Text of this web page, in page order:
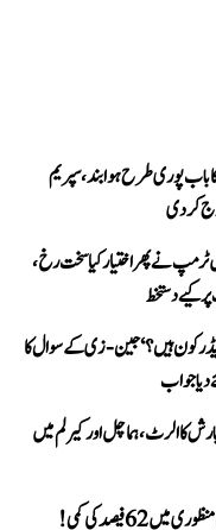
باب پوری طرح ہوا بند، سپریم
کر دی
ٹرمپ نے پھر اختیار کیا سخت رخ،
کون ہیں؟‘ جین-زی کے سوال کا
جواب
کا الرٹ، ہماچل اور کیرلم میں
62 فیصد کی کمی!